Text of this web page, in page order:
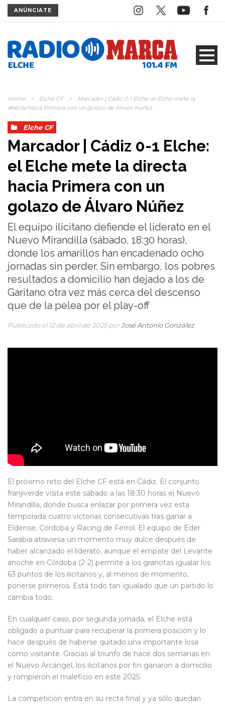
ANÚNCIATE
Home > Elche CF >
Marcador | Cádiz 0-1 Elche: el Elche mete la
directa hacia Primera con un golazo de Álvaro Núñez
Elche CF
Marcador | Cádiz 0-1 Elche:
el Elche mete la directa
hacia Primera con un
golazo de Álvaro Núñez
El equipo ilicitano defiende el liderato en el
Nuevo Mirandilla (sábado, 18:30 horas),
donde los amarillos han encadenado ocho
jornadas sin perder. Sin embargo, los pobres
resultados a domicilio han dejado a los de
Garitano otra vez más cerca del descenso
que de la pelea por el play-off
Publicado el 12 de abril de 2025 porJosé Antonio González
El próximo reto del Elche CF está en Cádiz. El conjunto
franjiverde visita este sábado a las 18:30 horas el Nuevo
Mirandilla, donde busca enlazar por primera vez esta
temporada cuatro victorias consecutivas tras ganar a
Eldense, Córdoba y Racing de Ferrol. El equipo de Eder
Sarabia atraviesa un momento muy dulce después de
haber alcanzado el liderato, aunque el empate del Levante
anoche en Córdoba (2-2) permite a los granotas igualar los
63 puntos de los ilicitanos y, al menos de momento,
ponerse primeros. Está todo tan igualado que un partido lo
cambia todo.
En cualquier caso, por segunda jornada, el Elche está
obligado a puntuar para recuperar la primera posición y lo
hace después de haberse quitado una importante losa
como visitante. Gracias al triunfo de hace dos semanas en
el Nuevo Arcángel, los ilicitanos por fin ganaron a domicilio
y rompieron el maleficio en este 2025.
La competición entra en su recta final y ya sólo quedan